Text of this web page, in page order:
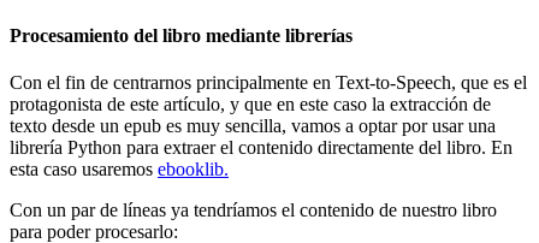
Procesamiento del libro mediante librerías
Con el fin de centrarnos principalmente en Text-to-Speech, que es el
protagonista de este artículo, y que en este caso la extracción de
texto desde un epub es muy sencilla, vamos a optar por usar una
librería Python para extraer el contenido directamente del libro. En
esta caso usaremos ebooklib.
Con un par de líneas ya tendríamos el contenido de nuestro libro
para poder procesarlo: